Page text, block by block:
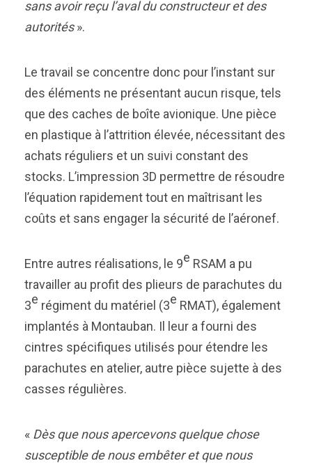
sans avoir reçu l’aval du constructeur et des
autorités».
Le travail se concentre donc pour l’instant sur
des éléments ne présentant aucun risque, tels
que des caches de boîte avionique. Une pièce
en plastique à l’attrition élevée, nécessitant des
achats réguliers et un suivi constant des
stocks. L’impression 3D permettre de résoudre
l’équation rapidement tout en maîtrisant les
coûts et sans engager la sécurité de l’aéronef.
Entre autres réalisations, le 9e RSAM a pu
travailler au profit des plieurs de parachutes du
3e régiment du matériel (3e RMAT), également
implantés à Montauban. Il leur a fourni des
cintres spécifiques utilisés pour étendre les
parachutes en atelier, autre pièce sujette à des
casses régulières.
« Dès que nous apercevons quelque chose
susceptible de nous embêter et que nous